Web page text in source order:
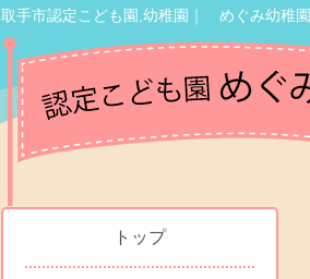
取手市認定こども園,幼稚園｜ めぐみ幼稚園
トップ